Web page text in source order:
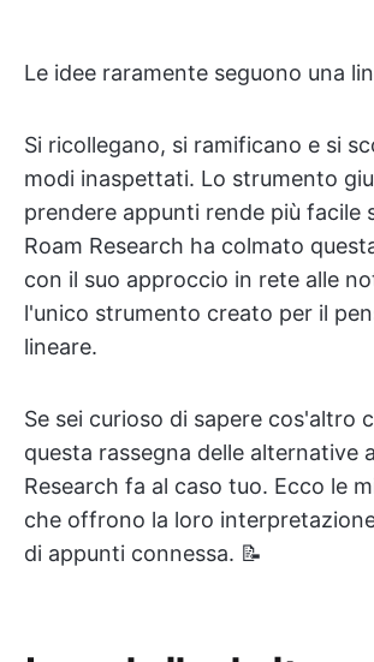
Le idee raramente seguono una
Si ricollegano, si ramificano e si
modi inaspettati. Lo strumento
prendere appunti rende più facile
Roam Research ha colmato
con il suo approccio in rete alle
l'unico strumento creato per il
lineare.
Se sei curioso di sapere cos'altro
questa rassegna delle alternative
Research fa al caso tuo. Ecco le
che offrono la loro
di appunti connessa. 📝